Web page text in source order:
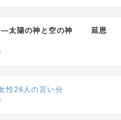
太陽の神と空の神 延恩
性26人の言い分